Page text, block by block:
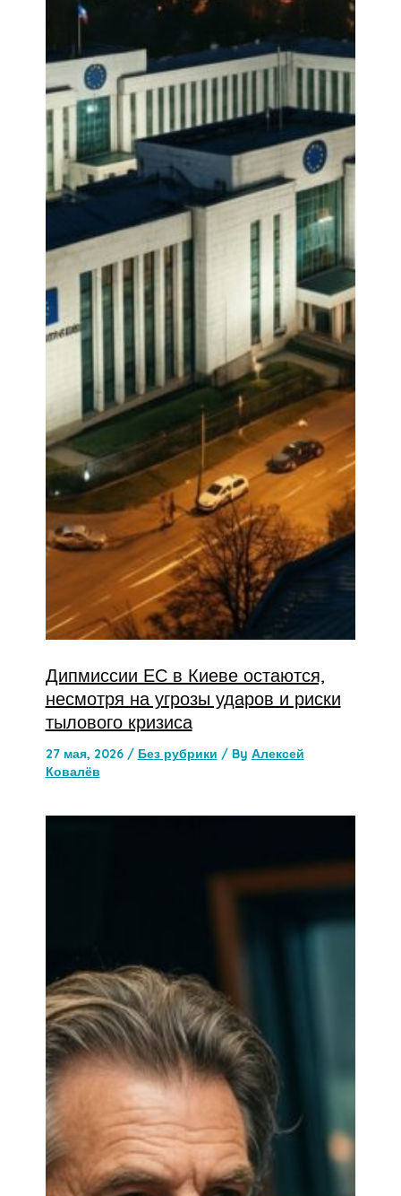
Дипмиссии ЕС в Киеве остаются,
несмотря на угрозы ударов и риски
тылового кризиса
27 мая, 2026 / Без рубрики / By Алексей
Ковалёв